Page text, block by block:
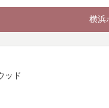
横浜
ッド